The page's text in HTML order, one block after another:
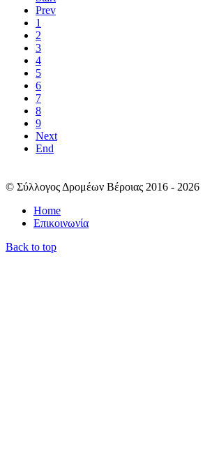
Prev
1
2
3
4
5
6
7
8
9
Next
End
© Σύλλογος Δρομέων Βέροιας 2016 - 2026
Home
Επικοινωνία
Back to top